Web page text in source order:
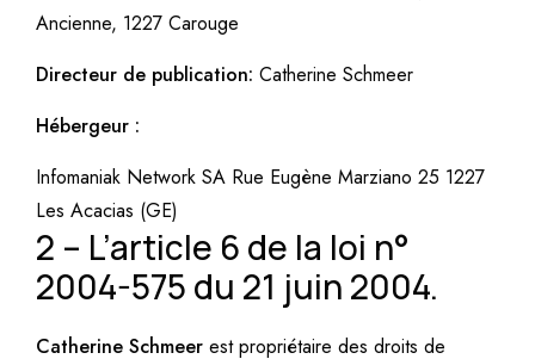
Ancienne, 1227 Carouge
Directeur de publication: Catherine Schmeer
Hébergeur :
Infomaniak Network SA Rue Eugène Marziano 25 1227
Les Acacias (GE)
2 – L’article 6 de la loi n°
2004-575 du 21 juin 2004.
Catherine Schmeer est propriétaire des droits de